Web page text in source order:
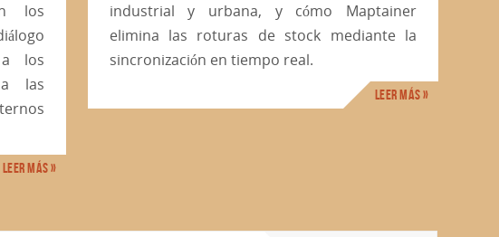
los
los
las
Leer más »
industrial y urbana, y cómo Maptainer
elimina las roturas de stock mediante la
sincronización en tiempo real.
Leer más »